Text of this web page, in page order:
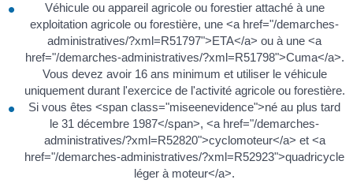
Véhicule ou appareil agricole ou forestier attaché à une
exploitation agricole ou forestière, une <a href="/demarches-
administratives/?xml=R51797">ETA</a> ou à une <a
href="/demarches-administratives/?xml=R51798">Cuma</a>.
Vous devez avoir 16 ans minimum et utiliser le véhicule
uniquement durant l'exercice de l'activité agricole ou forestière.
Si vous êtes <span class="miseenevidence">né au plus tard
le 31 décembre 1987</span>, <a href="/demarches-
administratives/?xml=R52820">cyclomoteur</a> et <a
href="/demarches-administratives/?xml=R52923">quadricycle
léger à moteur</a>.